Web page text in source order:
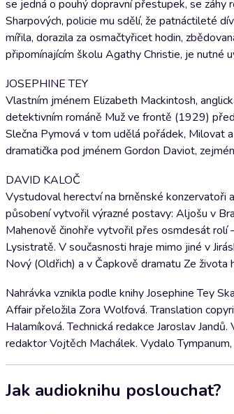
se jedná o pouhý dopravní přestupek, se záhy
Sharpových, policie mu sdělí, že patnáctileté
mířila, dorazila za osmačtyřicet hodin,
připomínajícím školu Agathy Christie, je nutné
JOSEPHINE TEY
Vlastním jménem Elizabeth Mackintosh,
detektivním románě Muž ve frontě (1929)
Slečna Pymová v tom udělá pořádek, Milovat
dramatička pod jménem Gordon Daviot,
DAVID KALOČ
Vystudoval herectví na brněnské konzervatoři
působení vytvořil výrazné postavy: Aljošu v
Mahenově činohře vytvořil přes osmdesát
Lysistratě. V současnosti hraje mimo jiné v
Nový (Oldřich) a v Čapkově dramatu Ze života
Nahrávka vznikla podle knihy Josephine Tey
Affair přeložila Zora Wolfová. Translation
Halamíková. Technická redakce Jaroslav
redaktor Vojtěch Machálek. Vydalo
Jak audioknihu poslouchat?